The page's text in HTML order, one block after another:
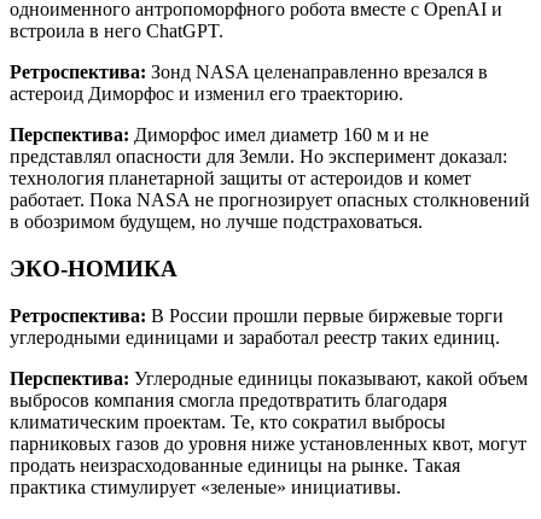
одноименного антропоморфного робота вместе с OpenAI и
встроила в него ChatGPT.
Ретроспектива: Зонд NASA целенаправленно врезался в
астероид Диморфос и изменил его траекторию.
Перспектива: Диморфос имел диаметр 160 м и не
представлял опасности для Земли. Но эксперимент доказал:
технология планетарной защиты от астероидов и комет
работает. Пока NASA не прогнозирует опасных столкновений
в обозримом будущем, но лучше подстраховаться.
ЭКО-НОМИКА
Ретроспектива: В России прошли первые биржевые торги
углеродными единицами и заработал реестр таких единиц.
Перспектива: Углеродные единицы показывают, какой объем
выбросов компания смогла предотвратить благодаря
климатическим проектам. Те, кто сократил выбросы
парниковых газов до уровня ниже установленных квот, могут
продать неизрасходованные единицы на рынке. Такая
практика стимулирует «зеленые» инициативы.